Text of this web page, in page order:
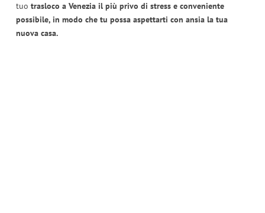
tuo trasloco a Venezia il più privo di stress e conveniente
possibile, in modo che tu possa aspettarti con ansia la tua
nuova casa.